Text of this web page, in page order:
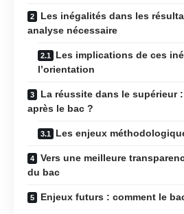
Les inégalités dans les
analyse nécessaire
Les implications de ces
l’orientation
La réussite dans le supérieur
après le bac ?
Les enjeux
Vers une meilleure
du bac
Enjeux futurs : comment le